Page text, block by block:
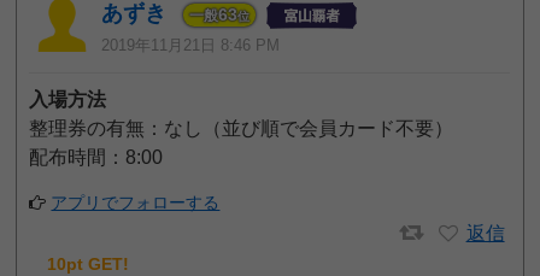
あずき 一般63位
2019年11月21日 8:46 PM
入場方法
整理券の有無：なし（並び順で会員カード不要）
配布時間：8:00
アプリでフォローする
返信
10pt GET!